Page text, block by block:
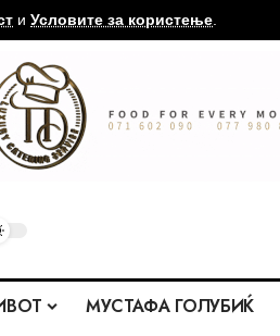
и Условите за користење.
МУСТАФА ГОЛУБИЌ